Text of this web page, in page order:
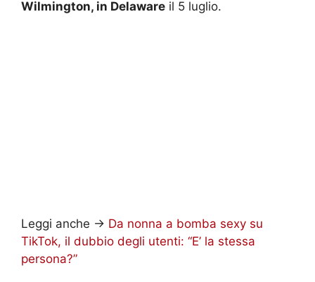
Wilmington, in Delaware il 5 luglio.
Leggi anche -> Da nonna a bomba sexy su
TikTok, il dubbio degli utenti: “E’ la stessa
persona?”